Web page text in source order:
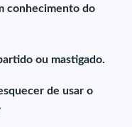
conhecimento do
ou mastigado.
de usar o